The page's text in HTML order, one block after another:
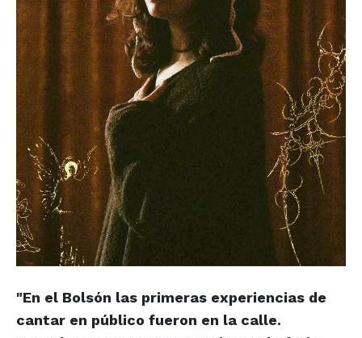
"En el Bolsón las primeras experiencias de
cantar en público fueron en la calle.